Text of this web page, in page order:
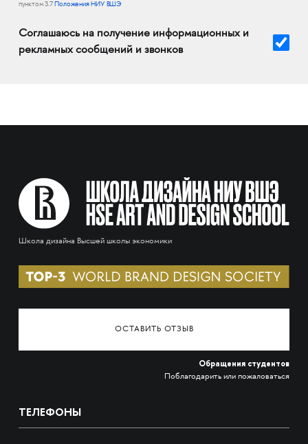
пунктом 3.7
Положения НИУ ВШЭ
Соглашаюсь на получение информационных и
рекламных сообщений и звонков
Школа дизайна Высшей школы экономики
ОСТАВИТЬ ОТЗЫВ
Обращения студентов
Поблагодарить или пожаловаться
ТЕЛЕФОНЫ